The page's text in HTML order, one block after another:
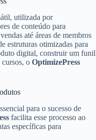
utilizada por
de conteúdo para
até áreas de membros
estruturas otimizadas para
digital, construir um funil
o OptimizePress
para o sucesso de
facilita esse processo ao
específicas para